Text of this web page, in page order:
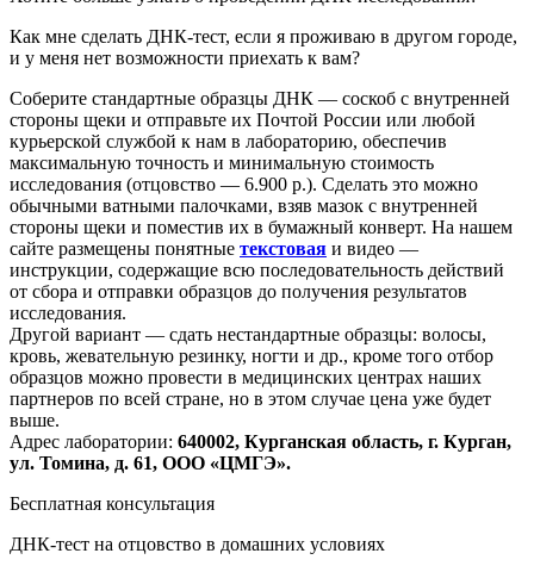
Как мне сделать ДНК-тест, если я проживаю в другом городе,
и у меня нет возможности приехать к вам?
Соберите стандартные образцы ДНК — соскоб с внутренней
стороны щеки и отправьте их Почтой России или любой
курьерской службой к нам в лабораторию, обеспечив
максимальную точность и минимальную стоимость
исследования (отцовство — 6.900 р.). Сделать это можно
обычными ватными палочками, взяв мазок с внутренней
стороны щеки и поместив их в бумажный конверт. На нашем
сайте размещены понятные текстовая и видео —
инструкции, содержащие всю последовательность действий
от сбора и отправки образцов до получения результатов
исследования.
Другой вариант — сдать нестандартные образцы: волосы,
кровь, жевательную резинку, ногти и др., кроме того отбор
образцов можно провести в медицинских центрах наших
партнеров по всей стране, но в этом случае цена уже будет
выше.
Адрес лаборатории: 640002, Курганская область, г. Курган,
ул. Томина, д. 61, ООО «ЦМГЭ».
Бесплатная консультация
ДНК-тест на отцовство в домашних условиях